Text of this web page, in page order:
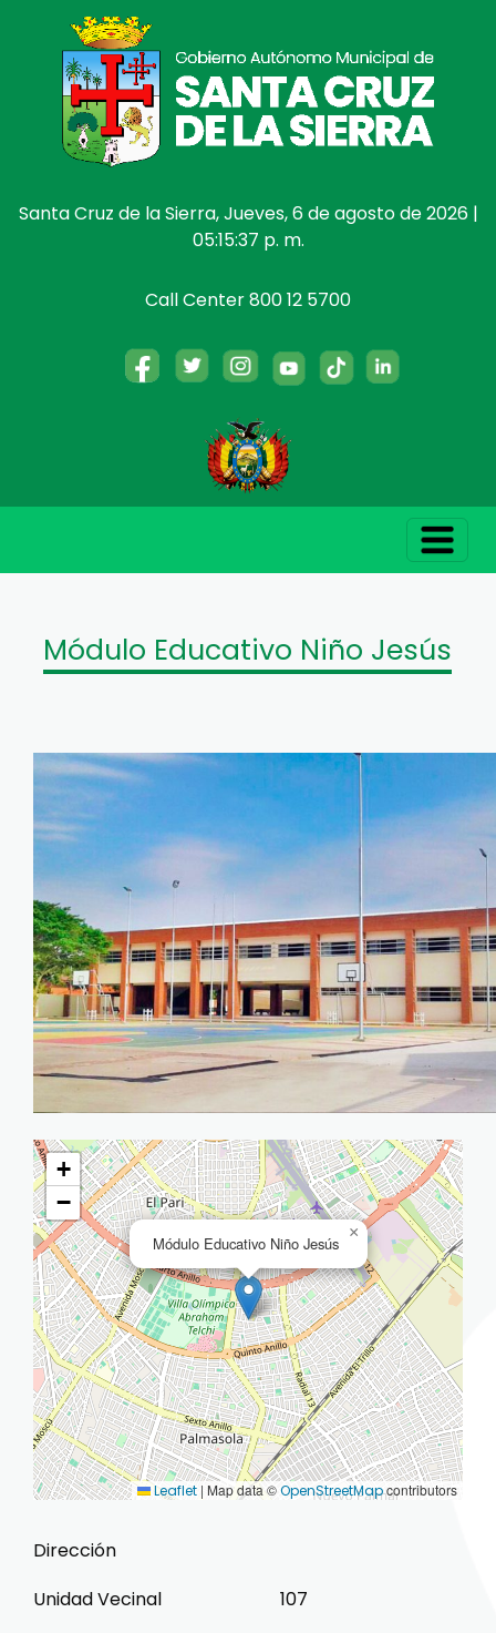
Santa Cruz de la Sierra, Jueves, 6 de agosto de 2026 |
05:15:38 p. m.
Call Center 800 12 5700
Módulo Educativo Niño Jesús
Módulo Educativo Niño Jesús
×
+
−
Leaflet | Map data ©OpenStreetMapcontributors
Dirección
Unidad Vecinal
107